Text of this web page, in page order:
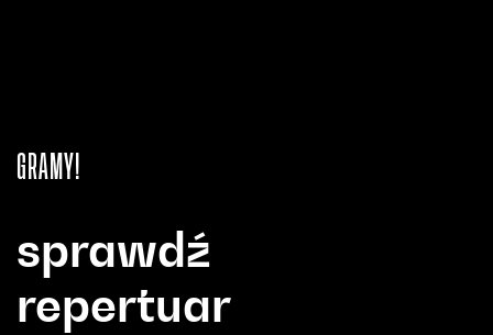
GRAMY!
sprawdź
repertuar